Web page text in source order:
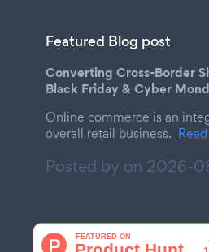
Featured Blog post
Converting Cross-Border
Black Friday & Cyber
Online commerce is an
overall retail business.
Posted by on 2026-